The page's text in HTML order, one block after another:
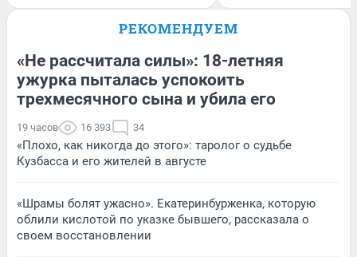
РЕКОМЕНДУЕМ
«Не рассчитала силы»: 18-летняя
ужурка пыталась успокоить
трехмесячного сына и убила его
19 часов 16 393 34
«Плохо, как никогда до этого»: таролог о судьбе
Кузбасса и его жителей в августе
«Шрамы болят ужасно». Екатеринбурженка, которую
облили кислотой по указке бывшего, рассказала о
своем восстановлении